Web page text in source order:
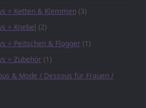
> Ketten & Klemmen (3)
> Knebel (2)
> Peitschen & Flogger (1)
> Zubehör (1)
& Mode / Dessous für Frauen /